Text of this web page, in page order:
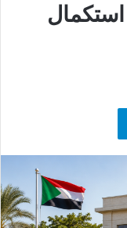
استكمال
تيلقرام